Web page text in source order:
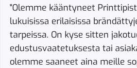
"Olemme kääntyneet
lukuisissa erilaisissa
tarpeissa. On kyse sitten
edustusvaatetuksesta tai
olemme saaneet aina meille